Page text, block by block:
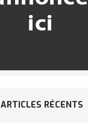
ARTICLES RÉCENTS